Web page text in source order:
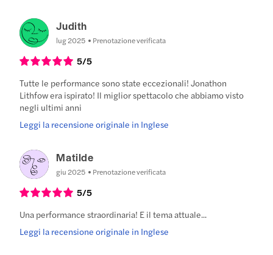
Judith
lug 2025 Prenotazione verificata
5/5
Tutte le performance sono state eccezionali! Jonathon
Lithfow era ispirato! Il miglior spettacolo che abbiamo visto
negli ultimi anni
Leggi la recensione originale in Inglese
Matilde
giu 2025 Prenotazione verificata
5/5
Una performance straordinaria! E il tema attuale...
Leggi la recensione originale in Inglese